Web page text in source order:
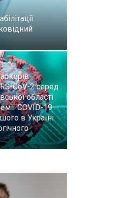
CoV-2 серед
області
COVID-19 –
в Україні